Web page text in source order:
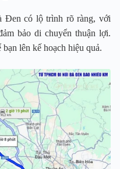
Đen có lộ trình rõ ràng, với
bảo di chuyển thuận lợi.
lên kế hoạch hiệu quả.